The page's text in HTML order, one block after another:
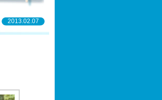
2013.02.07